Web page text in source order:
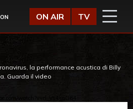
ON AIR TV
la performance acustica di Billy
Guarda il video